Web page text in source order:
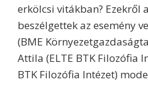
erkölcsi vitákban? Ezekről
beszélgettek az esemény
(BME
Attila (ELTE BTK Filozófia
BTK Filozófia Intézet)